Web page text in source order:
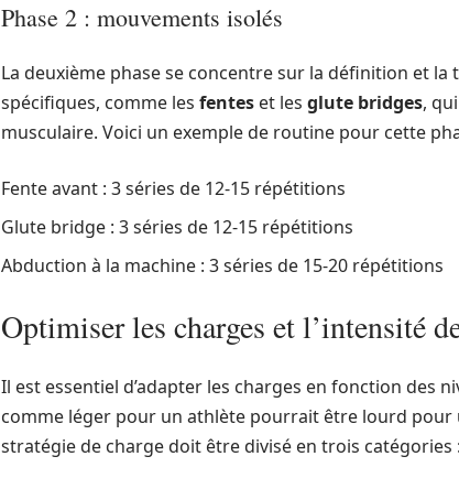
Phase 2 : mouvements isolés
La deuxième phase se concentre sur la définition et
spécifiques, comme les fentes et les glute bridges,
musculaire. Voici un exemple de routine pour cette
Fente avant : 3 séries de 12-15 répétitions
Glute bridge : 3 séries de 12-15 répétitions
Abduction à la machine : 3 séries de 15-20 répétitions
Optimiser les charges et l’intensité
Il est essentiel d’adapter les charges en fonction des
comme léger pour un athlète pourrait être lourd
stratégie de charge doit être divisé en trois catégories :